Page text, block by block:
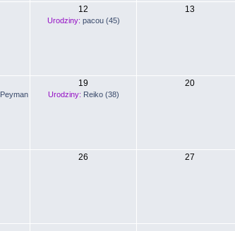
12
Urodziny: pacou (45)
13
Peyman
19
Urodziny: Reiko (38)
20
26 27